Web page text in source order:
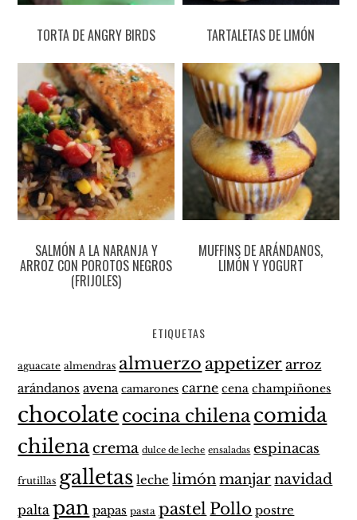
TORTA DE ANGRY BIRDS TARTALETAS DE LIMÓN
SALMÓN A LA NARANJA Y
ARROZ CON POROTOS NEGROS
(FRIJOLES)
MUFFINS DE ARÁNDANOS,
LIMÓN Y YOGURT
ETIQUETAS
aguacate almendras almuerzo appetizer arroz
arándanos avena camarones carne cena champiñones
chocolate cocina chilenacomida
chilenacrema dulce de leche ensaladas espinacas
frutillas galletas leche limón manjarnavidad
palta pan papas pasta pastel Pollo postre